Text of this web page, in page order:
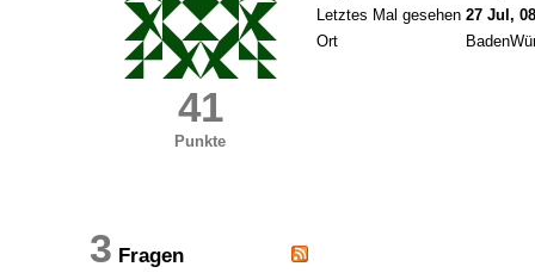
41
Punkte
Letztes Mal gesehen 27 Jul,
Ort
3 Fragen